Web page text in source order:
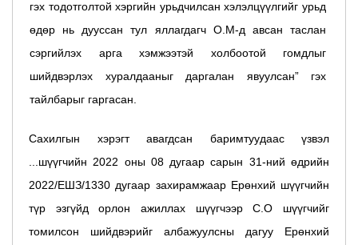
гэх тодотголтой хэргийн урьдчилсан хэлэлцүүлгийг урьд
өдөр нь дууссан тул яллагдагч О.М-д авсан таслан
сэргийлэх арга хэмжээтэй холбоотой гомдлыг
шийдвэрлэх хуралдааныг даргалан явуулсан” гэх
тайлбарыг гаргасан.
Сахилгын хэрэгт авагдсан баримтуудаас үзвэл
...шүүгчийн 2022 оны 08 дугаар сарын 31-ний өдрийн
2022/ЕШЗ/1330 дугаар захирамжаар Ерөнхий шүүгчийн
түр эзгүйд орлон ажиллах шүүгчээр С.О шүүгчийг
томилсон шийдвэрийг албажуулсны дагуу Ерөнхий